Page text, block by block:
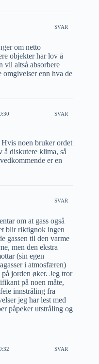
SVAR
om netto
objekter har lov å
vil altså absorbere
omgivelser enn hva de
SVAR
noen bruker ordet
å diskutere klima, så
er en
SVAR
om at gass også
blir riktignok ingen
gassen til den varme
men den ekstra
(sin egen
i atmosfæren)
jorden øker. Jeg tror
på noen måte,
innstråling fra
jeg har lest med
påpeker utstråling og
SVAR